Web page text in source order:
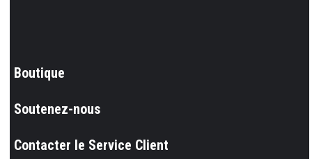
Boutique
Soutenez-nous
Contacter le Service Client